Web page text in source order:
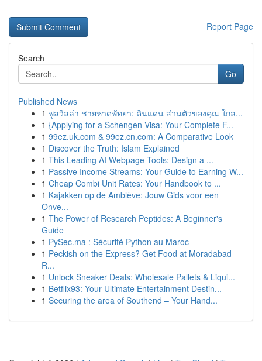
Report Page
Search
Go
Published News
1 พูลวิลล่า ชายหาดพัทยา: ดินแดน ส่วนตัวของคุณ ใกล...
1 {Applying for a Schengen Visa: Your Complete F...
1 99ez.uk.com & 99ez.cn.com: A Comparative Look
1 Discover the Truth: Islam Explained
1 This Leading AI Webpage Tools: Design a ...
1 Passive Income Streams: Your Guide to Earning W...
1 Cheap Combi Unit Rates: Your Handbook to ...
1 Kajakken op de Amblève: Jouw Gids voor een
Onve...
1 The Power of Research Peptides: A Beginner's
Guide
1 PySec.ma : Sécurité Python au Maroc
1 Peckish on the Express? Get Food at Moradabad
R...
1 Unlock Sneaker Deals: Wholesale Pallets & Liqui...
1 Betflix93: Your Ultimate Entertainment Destin...
1 Securing the area of Southend – Your Hand...